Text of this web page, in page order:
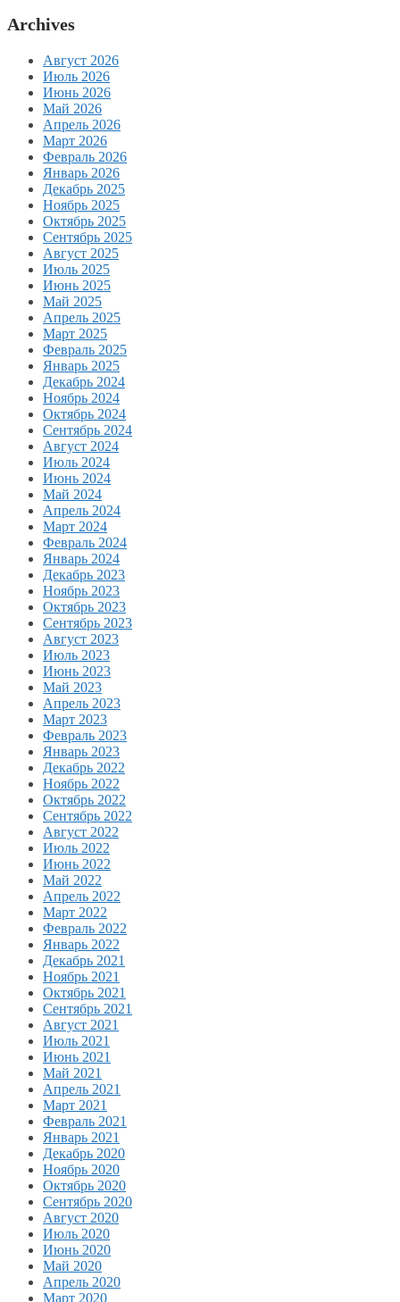
Archives
Август 2026
Июль 2026
Июнь 2026
Май 2026
Апрель 2026
Март 2026
Февраль 2026
Январь 2026
Декабрь 2025
Ноябрь 2025
Октябрь 2025
Сентябрь 2025
Август 2025
Июль 2025
Июнь 2025
Май 2025
Апрель 2025
Март 2025
Февраль 2025
Январь 2025
Декабрь 2024
Ноябрь 2024
Октябрь 2024
Сентябрь 2024
Август 2024
Июль 2024
Июнь 2024
Май 2024
Апрель 2024
Март 2024
Февраль 2024
Январь 2024
Декабрь 2023
Ноябрь 2023
Октябрь 2023
Сентябрь 2023
Август 2023
Июль 2023
Июнь 2023
Май 2023
Апрель 2023
Март 2023
Февраль 2023
Январь 2023
Декабрь 2022
Ноябрь 2022
Октябрь 2022
Сентябрь 2022
Август 2022
Июль 2022
Июнь 2022
Май 2022
Апрель 2022
Март 2022
Февраль 2022
Январь 2022
Декабрь 2021
Ноябрь 2021
Октябрь 2021
Сентябрь 2021
Август 2021
Июль 2021
Июнь 2021
Май 2021
Апрель 2021
Март 2021
Февраль 2021
Январь 2021
Декабрь 2020
Ноябрь 2020
Октябрь 2020
Сентябрь 2020
Август 2020
Июль 2020
Июнь 2020
Май 2020
Апрель 2020
Март 2020